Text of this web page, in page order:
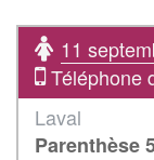
11
Téléphone
Laval
Parenthèse